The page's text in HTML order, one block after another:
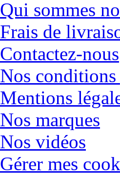
Qui sommes
Frais de
Contactez-nous
Nos conditions
Mentions
Nos marques
Nos vidéos
Gérer mes